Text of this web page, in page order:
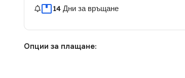
14 Дни за връщане
Опции за плащане: